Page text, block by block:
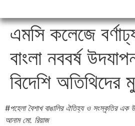
এমসি কলেজে
বাংলা নববর্ষ
বিদেশি অতিথিদের
#পহেলা বৈশাখ বাঙালির ঐতিহ্য ও সংস্কৃতির
আনাম মো. রিয়াজ